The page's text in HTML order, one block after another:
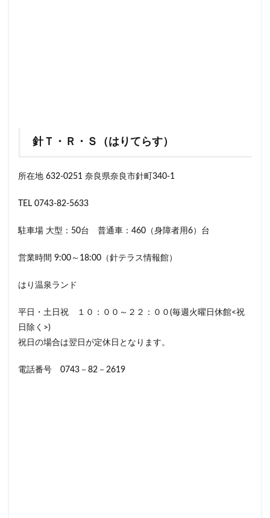
針Ｔ・Ｒ・Ｓ（はりてらす）
所在地 632-0251 奈良県奈良市針町340-1
TEL 0743-82-5633
駐車場 大型：50台 普通車：460（身障者用6）台
営業時間 9:00～18:00（針テラス情報館）
はり温泉ランド
平日・土日祝 １０：００～２２：００(毎週火曜日休館<祝
日除く>)
祝日の場合は翌日が定休日となります。
電話番号 0743－82－2619